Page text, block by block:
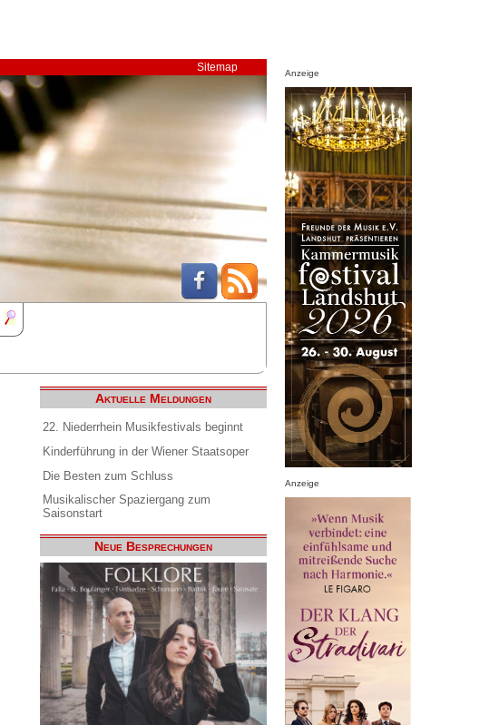
Sitemap
Aktuelle Meldungen
22. Niederrhein Musikfestivals beginnt
Kinderführung in der Wiener Staatsoper
Die Besten zum Schluss
Musikalischer Spaziergang zum
Saisonstart
Neue Besprechungen
Anzeige
Anzeige